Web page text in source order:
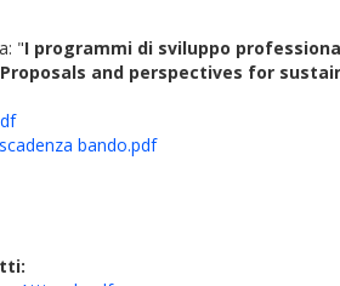
"I programmi di sviluppo
and perspectives for
bando.pdf